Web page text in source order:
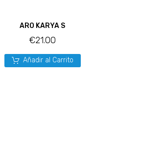
ARO KARYA S
€21.00
Añadir al Carrito